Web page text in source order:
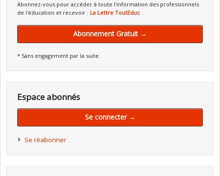
Abonnez-vous pour accéder à toute l'information des professionnels
de l'éducation et recevoir : La Lettre ToutEduc
Abonnement Gratuit →
* Sans engagement par la suite.
Espace abonnés
Se connecter →
Se réabonner